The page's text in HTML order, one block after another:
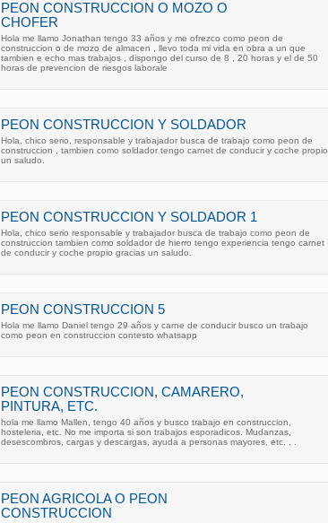
PEON CONSTRUCCION O MOZO O
CHOFER
Hola me llamo Jonathan tengo 33 años y me ofrezco como peon de
construccion o de mozo de almacen , llevo toda mi vida en obra a un que
tambien e echo mas trabajos , dispongo del curso de 8 , 20 horas y el de 50
horas de prevencion de riesgos laborale
PEON CONSTRUCCION Y SOLDADOR
Hola, chico serio, responsable y trabajador busca de trabajo como peon de
construccion , tambien como soldador tengo carnet de conducir y coche propio
un saludo.
PEON CONSTRUCCION Y SOLDADOR 1
Hola, chico serio responsable y trabajador busca de trabajo como peon de
construccion tambien como soldador de hierro tengo experiencia tengo carnet
de conducir y coche propio gracias un saludo.
PEON CONSTRUCCION 5
Hola me llamo Daniel tengo 29 años y carne de conducir busco un trabajo
como peon en construccion contesto whatsapp
PEON CONSTRUCCION, CAMARERO,
PINTURA, ETC.
hola me llamo Mallen, tengo 40 años y busco trabajo en construccion,
hosteleria, etc. No me importa si son trabajos esporadicos. Mudanzas,
desescombros, cargas y descargas, ayuda a personas mayores, etc. . .
PEON AGRICOLA O PEON
CONSTRUCCION